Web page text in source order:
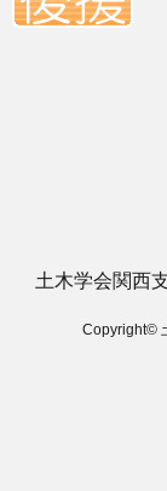
土木学会関西
Copyright©